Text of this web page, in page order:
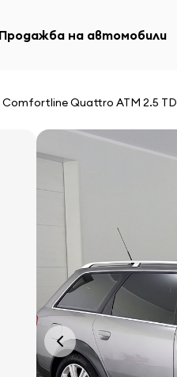
Продажба на автомобили
Quattro ATM 2.5